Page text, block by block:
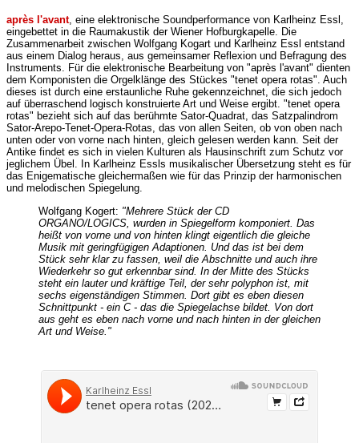
après l'avant, eine elektronische Soundperformance von Karlheinz Essl,
eingebettet in die Raumakustik der Wiener Hofburgkapelle. Die
Zusammenarbeit zwischen Wolfgang Kogart und Karlheinz Essl entstand
aus einem Dialog heraus, aus gemeinsamer Reflexion und Befragung des
Instruments. Für die elektronische Bearbeitung von "après l'avant" dienten
dem Komponisten die Orgelklänge des Stückes "tenet opera rotas". Auch
dieses ist durch eine erstaunliche Ruhe gekennzeichnet, die sich jedoch
auf überraschend logisch konstruierte Art und Weise ergibt. "tenet opera
rotas" bezieht sich auf das berühmte Sator-Quadrat, das Satzpalindrom
Sator-Arepo-Tenet-Opera-Rotas, das von allen Seiten, ob von oben nach
unten oder von vorne nach hinten, gleich gelesen werden kann. Seit der
Antike findet es sich in vielen Kulturen als Hausinschrift zum Schutz vor
jeglichem Übel. In Karlheinz Essls musikalischer Übersetzung steht es für
das Enigematische gleichermaßen wie für das Prinzip der harmonischen
und melodischen Spiegelung.
Wolfgang Kogert: "Mehrere Stück der CD
ORGANO/LOGICS, wurden in Spiegelform komponiert. Das
heißt von vorne und von hinten klingt eigentlich die gleiche
Musik mit geringfügigen Adaptionen. Und das ist bei dem
Stück sehr klar zu fassen, weil die Abschnitte und auch ihre
Wiederkehr so gut erkennbar sind. In der Mitte des Stücks
steht ein lauter und kräftige Teil, der sehr polyphon ist, mit
sechs eigenständigen Stimmen. Dort gibt es eben diesen
Schnittpunkt - ein C - das die Spiegelachse bildet. Von dort
aus geht es eben nach vorne und nach hinten in der gleichen
Art und Weise."